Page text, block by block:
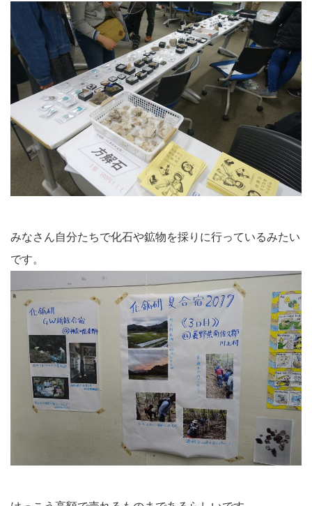
みなさん自分たちで化石や鉱物を採りに行っているみたい
です。